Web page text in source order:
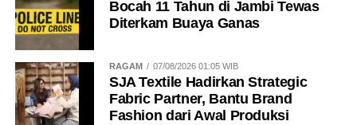
Bocah 11 Tahun di Jambi Tewas
Diterkam Buaya Ganas
RAGAM 07/08/2026 01:05 WIB
SJA Textile Hadirkan Strategic
Fabric Partner, Bantu Brand
Fashion dari Awal Produksi